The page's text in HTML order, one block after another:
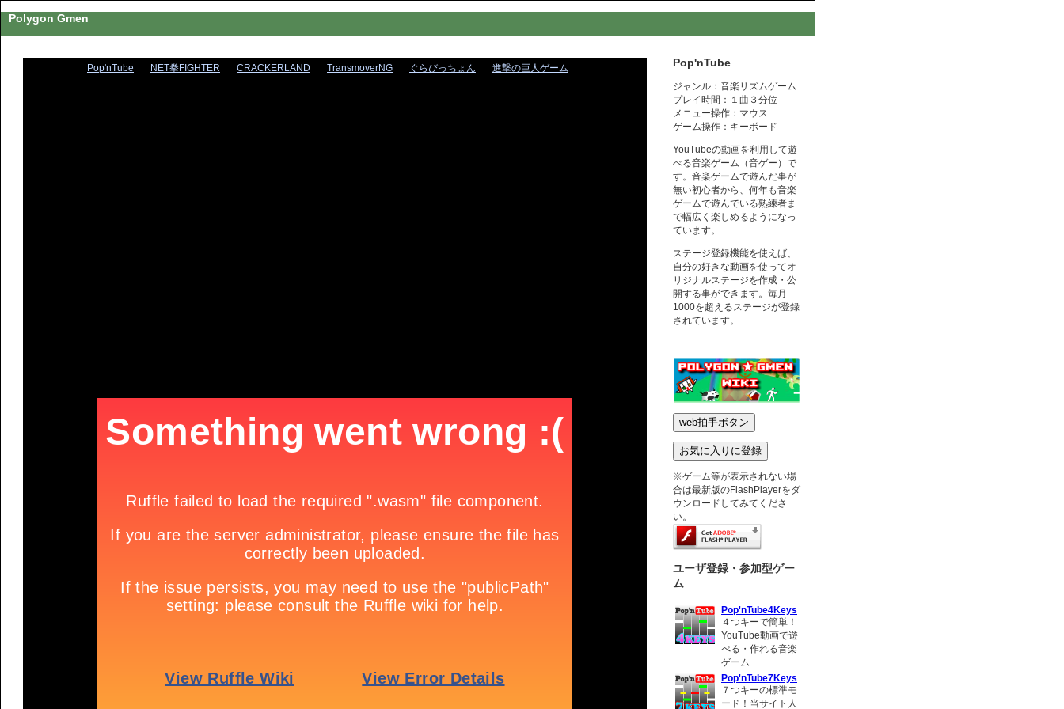
Polygon Gmen
Pop'nTube NET拳FIGHTER CRACKERLAND TransmoverNG ぐらびっちょん 進撃の巨人ゲーム Pop'nTube
ジャンル：音楽リズムゲーム
プレイ時間：１曲３分位
メニュー操作：マウス
ゲーム操作：キーボード
YouTubeの動画を利用して遊
べる音楽ゲーム（音ゲー）で
す。音楽ゲームで遊んだ事が
無い初心者から、何年も音楽
ゲームで遊んでいる熟練者ま
で幅広く楽しめるようになっ
ています。
ステージ登録機能を使えば、
自分の好きな動画を使ってオ
リジナルステージを作成・公
開する事ができます。毎月
1000を超えるステージが登録
されています。
※ゲーム等が表示されない場
合は最新版のFlashPlayerをダ
ウンロードしてみてくださ
い。
ユーザ登録・参加型ゲー
ム
Pop'nTube4Keys
４つキーで簡単！
YouTube動画で遊
べる・作れる音楽
ゲーム
Pop'nTube7Keys
７つキーの標準モ
ード！当サイト人